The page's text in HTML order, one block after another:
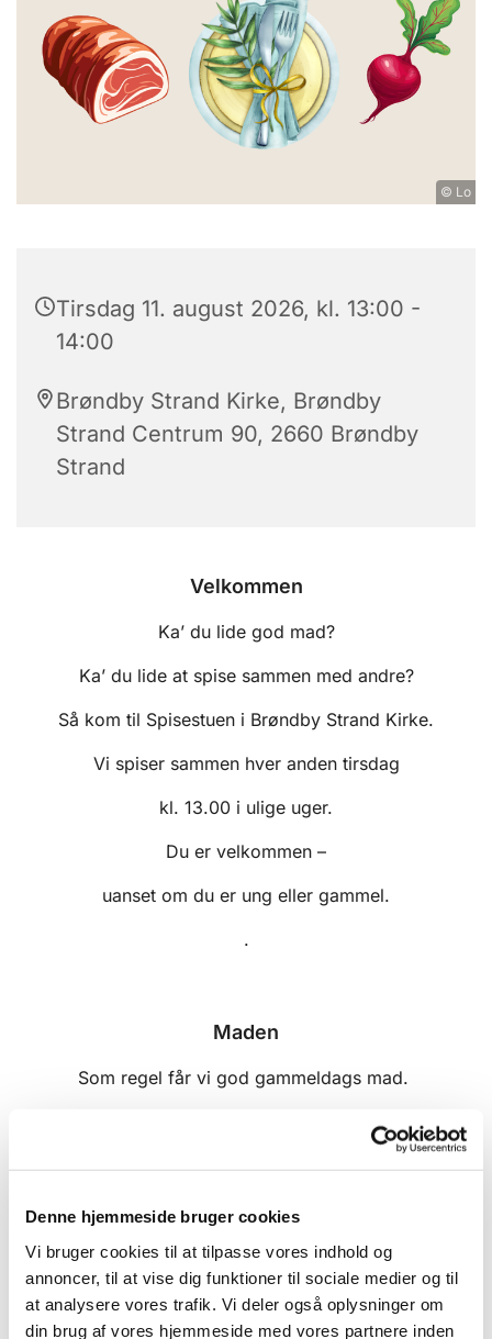
Denne hjemmeside bruger cookies
Vi bruger cookies til at tilpasse vores indhold og
annoncer, til at vise dig funktioner til sociale medier og til
at analysere vores trafik. Vi deler også oplysninger om
din brug af vores hjemmeside med vores partnere inden
© Lo
Tirsdag 11. august 2026, kl. 13:00 -
14:00
Brøndby Strand Kirke, Brøndby
Strand Centrum 90, 2660 Brøndby
Strand
Velkommen
Ka’ du lide god mad?
Ka’ du lide at spise sammen med andre?
Så kom til Spisestuen i Brøndby Strand Kirke.
Vi spiser sammen hver anden tirsdag
kl. 13.00 i ulige uger.
Du er velkommen –
uanset om du er ung eller gammel.
.
Maden
Som regel får vi god gammeldags mad.
Men det hænder vores fantastiske kok Martin
serverer en af sine yndlingsretter
Vi er mange der hjælper til denne dag
og her er du også velkommen til at hjælpe.